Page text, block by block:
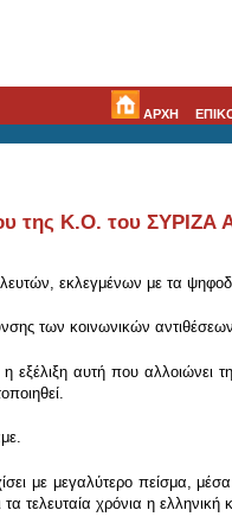
ΑΡΧΗ
της Κ.Ο. του ΣΥΡΙΖΑ
εκλεγμένων με τα
των κοινωνικών
εξέλιξη αυτή που
με μεγαλύτερο πείσμα,
τελευταία χρόνια η